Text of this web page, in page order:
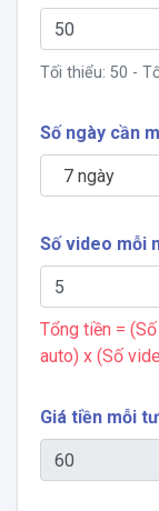
Tối thiểu: 50 -
Số ngày cần
7 ngày
Số video mỗi
Tổng tiền =
auto) x (Số
Giá tiền mỗi